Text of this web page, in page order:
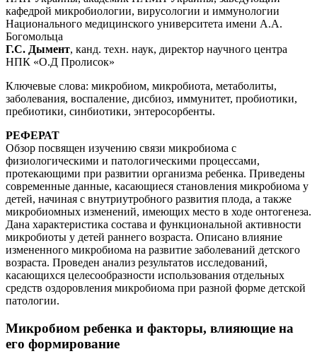
кафедрой микробиологии, вирусологии и иммунологии
Национального медицинского университета имени А.А.
Богомольца
Г.С. Дымент, канд. техн. наук, директор научного центра
НПК «О.Д Пролисок»
Ключевые слова: микробиом, микробиота, метаболиты,
заболевания, воспаление, дисбиоз, иммунитет, пробиотики,
пребиотики, синбиотики, энтеросорбенты.
РЕФЕРАТ
Обзор посвящен изучению связи микробиома с
физиологическими и патологическими процессами,
протекающими при развитии организма ребенка. Приведены
современные данные, касающиеся становления микробиома у
детей, начиная с внутриутробного развития плода, а также
микробиомных изменений, имеющих место в ходе онтогенеза.
Дана характеристика состава и функциональной активности
микробиоты у детей раннего возраста. Описано влияние
измененного микробиома на развитие заболеваний детского
возраста. Проведен анализ результатов исследований,
касающихся целесообразности использования отдельных
средств оздоровления микробиома при разной форме детской
патологии.
Микробиом ребенка и факторы, влияющие на
его формирование